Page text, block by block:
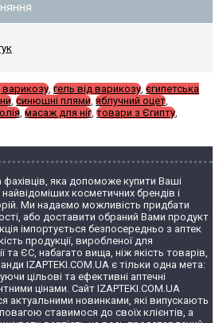
варикозу, гель від варикозу, єгипетська
, синюшні плями, яблучний оцет,
, масаж для ніг, товари з Єгипту,
фахівців, яка допоможе купити Ваші
косметичних брендів і
Ми надаємо можливість придбати
або доставити обраний Вами продукт
імпортується безпосередньо з аптек
продукції, виробленої для
та ЄС, набагато вища, ніж якість товарів,
IZAPTEKI.COM.UA є тільки одна мета:
цільові та ефективні аптечні
цінами. Сайт IZAPTEKI.COM.UA
актуальними новинками, які випускають
ставимося до своїх клієнтів, а